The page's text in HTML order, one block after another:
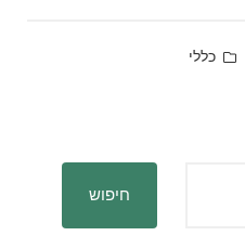
Posted
כללי
חיפוש